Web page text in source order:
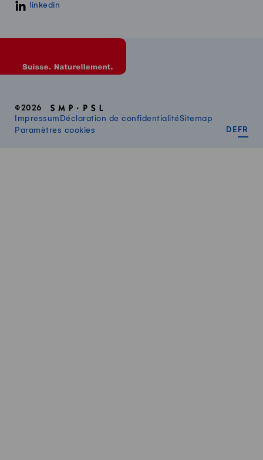
linkedin
©2026
Impressum Déclaration de confidentialitéSitemap
Paramètres cookies
DE FR